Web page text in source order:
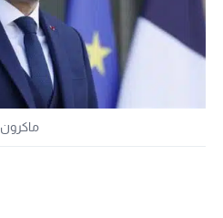
ماكرون